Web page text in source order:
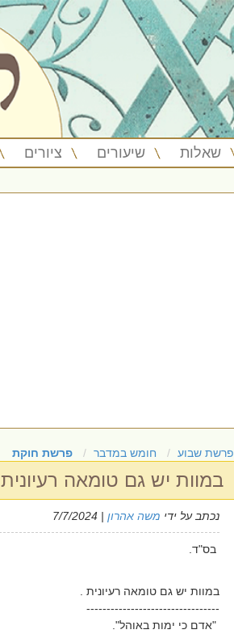
שאלות שיעורים ציורים
פרשת שבוע חומש במדבר פרשת חוקת
במוות יש גם טומאה רעיונית
נכתב על ידי משה אהרון | 7/7/2024
בס"ד.
במוות יש גם טומאה רעיונית .
---------------------------------
"אדם כי ימות באוהל".